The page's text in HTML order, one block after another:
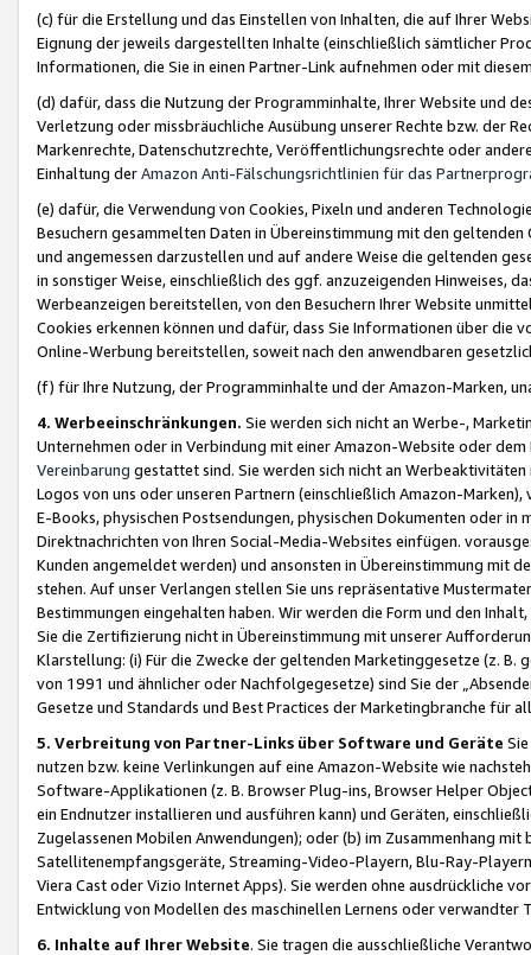
(c) für die Erstellung und das Einstellen von Inhalten, die auf Ihrer
Eignung der jeweils dargestellten Inhalte (einschließlich sämtlicher
Informationen, die Sie in einen Partner-Link aufnehmen oder mit
(d) dafür, dass die Nutzung der Programminhalte, Ihrer Website und
Verletzung oder missbräuchliche Ausübung unserer Rechte bzw. der
Markenrechte, Datenschutzrechte, Veröffentlichungsrechte oder
Einhaltung derAmazon Anti-Fälschungsrichtlinien für das
(e) dafür, die Verwendung von Cookies, Pixeln und anderen
Besuchern gesammelten Daten in Übereinstimmung mit den
und angemessen darzustellen und auf andere Weise die geltenden
in sonstiger Weise, einschließlich des ggf. anzuzeigenden Hinweises,
Werbeanzeigen bereitstellen, von den Besuchern Ihrer Website
Cookies erkennen können und dafür, dass Sie Informationen über die
Online-Werbung bereitstellen, soweit nach den anwendbaren
(f) für Ihre Nutzung, der Programminhalte und der Amazon-Marken,
4. Werbeeinschränkungen. Sie werden sich nicht an Werbe-,
Unternehmen oder in Verbindung mit einer Amazon-Website oder
Vereinbarung gestattet sind. Sie werden sich nicht an
Logos von uns oder unseren Partnern (einschließlich Amazon-
E-Books, physischen Postsendungen, physischen Dokumenten oder in
Direktnachrichten von Ihren Social-Media-Websites einfügen.
Kunden angemeldet werden) und ansonsten in Übereinstimmung mit
stehen. Auf unser Verlangen stellen Sie uns repräsentative
Bestimmungen eingehalten haben. Wir werden die Form und den
Sie die Zertifizierung nicht in Übereinstimmung mit unserer
Klarstellung: (i) Für die Zwecke der geltenden Marketinggesetze (z. B.
von 1991 und ähnlicher oder Nachfolgegesetze) sind Sie der
Gesetze und Standards und Best Practices der Marketingbranche für
5. Verbreitung von Partner-Links über Software und Geräte
nutzen bzw. keine Verlinkungen auf eine Amazon-Website wie
Software-Applikationen (z. B. Browser Plug-ins, Browser Helper
ein Endnutzer installieren und ausführen kann) und Geräten,
Zugelassenen Mobilen Anwendungen); oder (b) im Zusammenhang
Satellitenempfangsgeräte, Streaming-Video-Playern, Blu-Ray-
Viera Cast oder Vizio Internet Apps). Sie werden ohne ausdrückliche
Entwicklung von Modellen des maschinellen Lernens oder
6. Inhalte auf Ihrer Website. Sie tragen die ausschließliche